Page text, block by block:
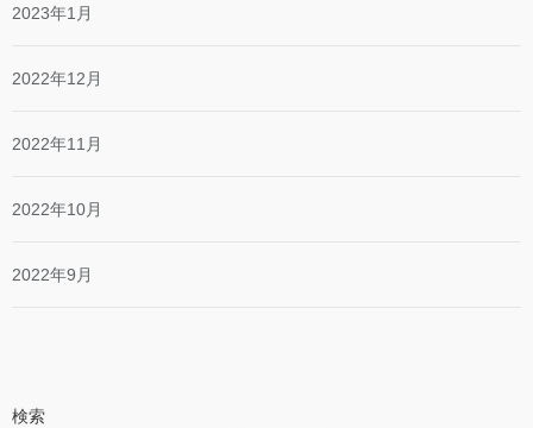
2023年1月
2022年12月
2022年11月
2022年10月
2022年9月
検索